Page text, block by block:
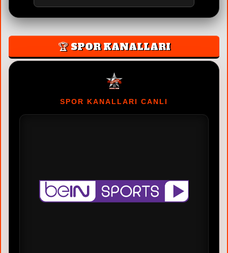
🏆 SPOR KANALLARI
SPOR KANALLARI CANLI